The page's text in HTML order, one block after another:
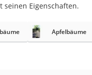
mit Elektrostart
seinen Eigenschaften.
Apfelbäume